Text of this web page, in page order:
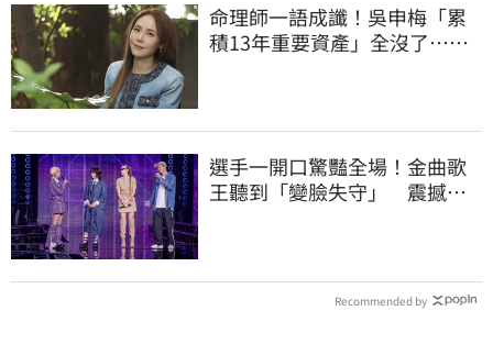
命理師一語成讖！吳申梅「累
積13年重要資產」全沒了…急
選手一開口驚豔全場！金曲歌
王聽到「變臉失守」 震撼畫
Recommended by